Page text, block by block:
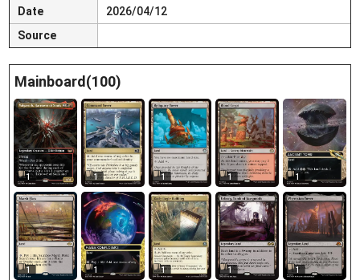
Date
2026/04/12
Source
Mainboard(100)
1 1 1 1 1
1 1 1 1 1